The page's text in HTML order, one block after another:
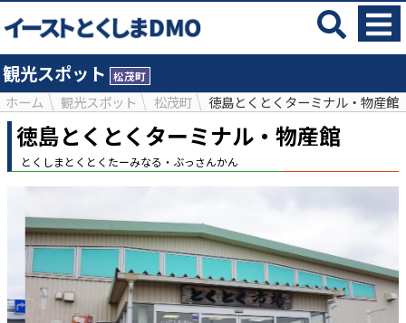
観光スポット 松茂町
ホーム 観光スポット 松茂町 徳島とくとくターミナル・物産館
徳島とくとくターミナル・物産館
とくしまとくとくたーみなる・ぶっさんかん